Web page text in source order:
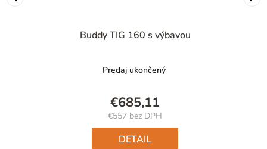
Buddy TIG 160 s výbavou
Predaj ukončený
€685,11
€557 bez DPH
Jednotková
cena:
DETAIL